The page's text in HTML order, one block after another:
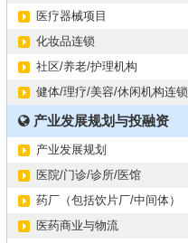
医疗器械项目
化妆品连锁
社区/养老/护理机构
健体/理疗/美容/休闲机构连锁
产业发展规划与投融资
产业发展规划
医院/门诊/诊所/医馆
药厂（包括饮片厂/中间体）
医药商业与物流